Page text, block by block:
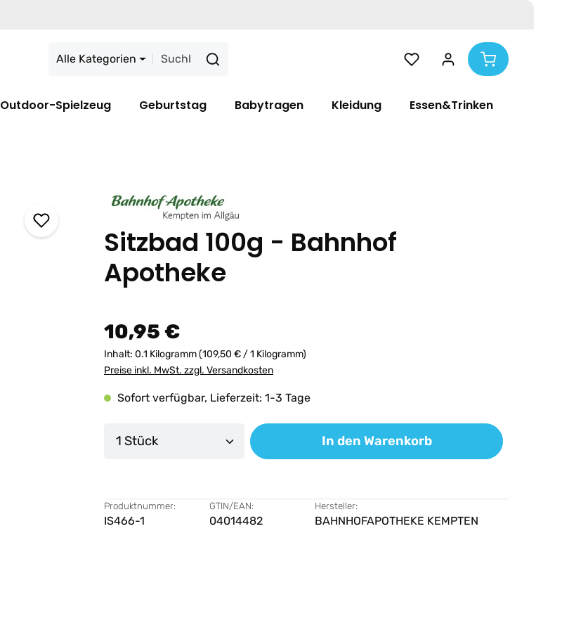
Alle Kategorien
Outdoor-Spielzeug Geburtstag Babytragen Kleidung Essen&Trinken
Sitzbad 100g - Bahnhof
Apotheke
10,95 €
Inhalt: 0.1 Kilogramm(109,50 € / 1 Kilogramm)
Preise inkl. MwSt. zzgl. Versandkosten
Sofort verfügbar, Lieferzeit: 1-3 Tage
Produkt Anzahl: Gib den gewünschten Wert ein oder
In den Warenkorb
Produktnummer:
IS466-1
GTIN/EAN:
04014482
Hersteller:
BAHNHOFAPOTHEKE KEMPTEN